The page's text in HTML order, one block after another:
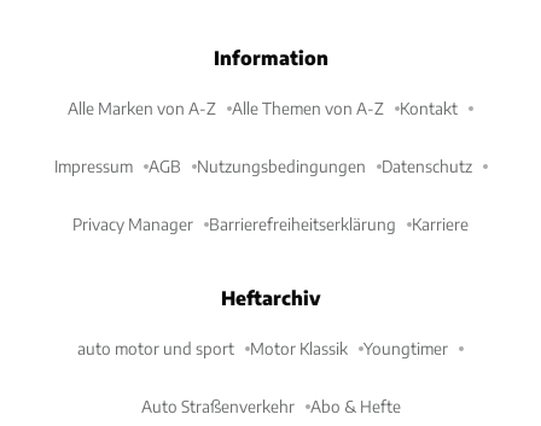
Information
Alle Marken von A-Z Alle Themen von A-Z Kontakt
Impressum AGB Nutzungsbedingungen Datenschutz
Privacy Manager Barrierefreiheitserklärung Karriere
Heftarchiv
auto motor und sport Motor Klassik Youngtimer
Auto Straßenverkehr Abo & Hefte